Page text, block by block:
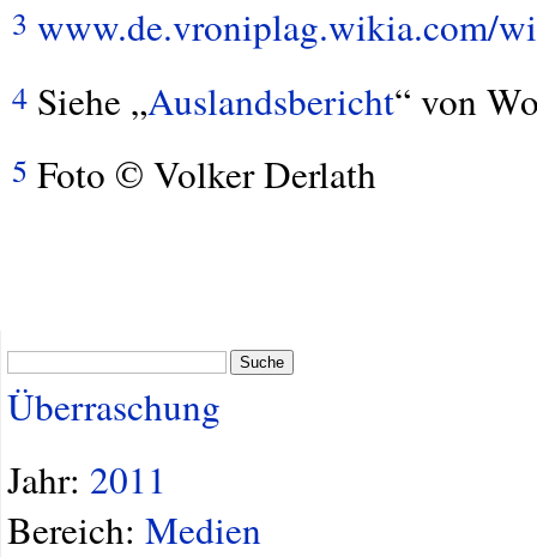
3 www.de.vroniplag.wikia.com/
4 Siehe „Auslandsbericht“ von
5 Foto © Volker Derlath
Suche
Überraschung
Jahr: 2011
Bereich: Medien